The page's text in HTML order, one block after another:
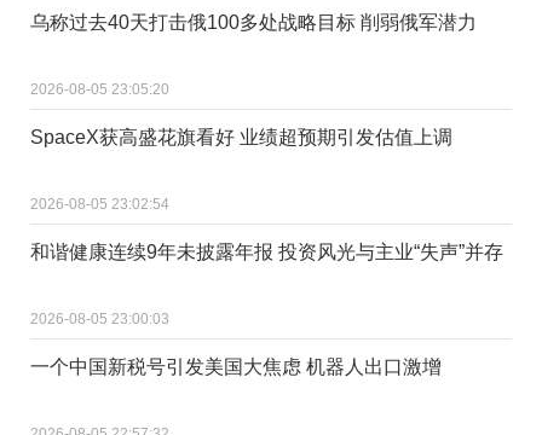
乌称过去40天打击俄100多处战略目标 削弱俄军潜力
2026-08-05 23:05:20
SpaceX获高盛花旗看好 业绩超预期引发估值上调
2026-08-05 23:02:54
和谐健康连续9年未披露年报 投资风光与主业“失声”并存
2026-08-05 23:00:03
一个中国新税号引发美国大焦虑 机器人出口激增